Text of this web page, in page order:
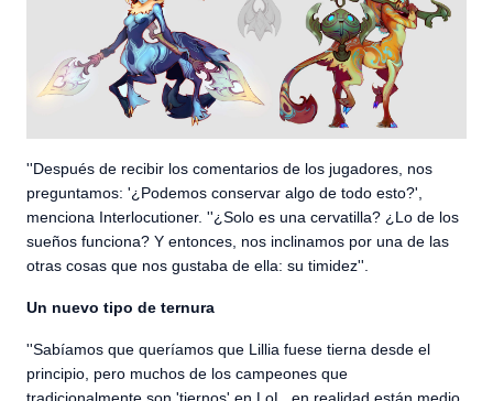
''Después de recibir los comentarios de los jugadores, nos
preguntamos: '¿Podemos conservar algo de todo esto?',
menciona Interlocutioner. ''¿Solo es una cervatilla? ¿Lo de los
sueños funciona? Y entonces, nos inclinamos por una de las
otras cosas que nos gustaba de ella: su timidez''.
Un nuevo tipo de ternura
''Sabíamos que queríamos que Lillia fuese tierna desde el
principio, pero muchos de los campeones que